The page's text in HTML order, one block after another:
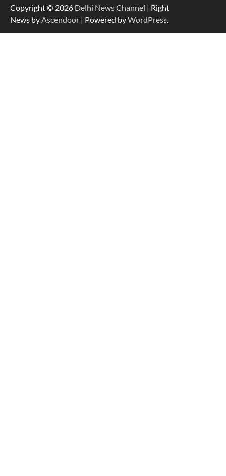
Copyright © 2026 Delhi News Channel | Right
News byAscendoor | Powered byWordPress.